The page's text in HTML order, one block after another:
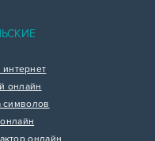
онлайн
символов